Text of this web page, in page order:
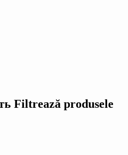
Filtrează produsele